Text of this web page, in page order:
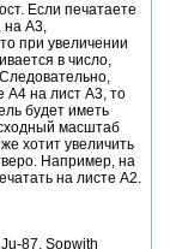
Если печатаете
на А3,
при увеличении
в число,
А4 на лист А3, то
будет иметь
масштаб
хотит увеличить
Например, на
на листе А2.
87, Sopwith